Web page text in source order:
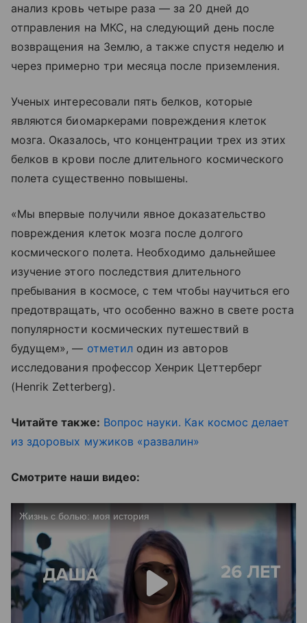
анализ кровь четыре раза — за 20 дней до
отправления на МКС, на следующий день после
возвращения на Землю, а также спустя неделю и
через примерно три месяца после приземления.
Ученых интересовали пять белков, которые
являются биомаркерами повреждения клеток
мозга. Оказалось, что концентрации трех из этих
белков в крови после длительного космического
полета существенно повышены.
«Мы впервые получили явное доказательство
повреждения клеток мозга после долгого
космического полета. Необходимо дальнейшее
изучение этого последствия длительного
пребывания в космосе, с тем чтобы научиться его
предотвращать, что особенно важно в свете роста
популярности космических путешествий в
будущем», — отметилодин из авторов
исследования профессор Хенрик Цеттерберг
(Henrik Zetterberg).
Читайте также: Вопрос науки. Как космос делает
из здоровых мужиков «развалин»
Смотрите наши видео: